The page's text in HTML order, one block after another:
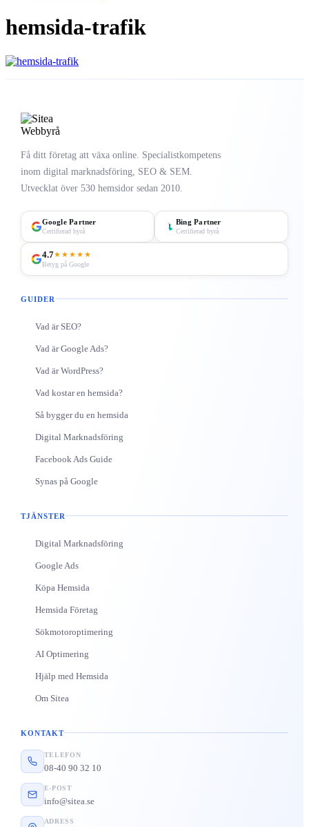
hemsida-trafik
Få ditt företag att växa online. Specialistkompetens
inom digital marknadsföring, SEO & SEM.
Utvecklat över 530 hemsidor sedan 2010.
Google Partner
Certifierad byrå
Bing Partner
Certifierad byrå
4.7★★★★★
Betyg på Google
GUIDER
Vad är SEO?
Vad är Google Ads?
Vad är WordPress?
Vad kostar en hemsida?
Så bygger du en hemsida
Digital Marknadsföring
Facebook Ads Guide
Synas på Google
TJÄNSTER
Digital Marknadsföring
Google Ads
Köpa Hemsida
Hemsida Företag
Sökmotoroptimering
AI Optimering
Hjälp med Hemsida
Om Sitea
KONTAKT
TELEFON
08-40 90 32 10
E-POST
info@sitea.se
ADRESS